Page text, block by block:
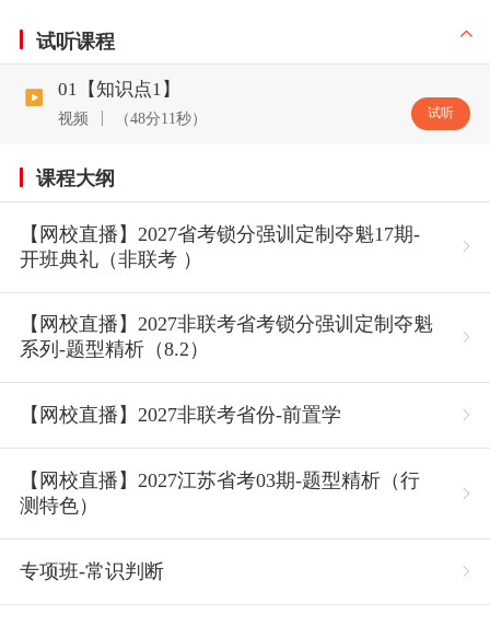
试听课程
试听
01【知识点1】
视频 （48分11秒）
课程大纲
【网校直播】2027省考锁分强训定制夺魁17期-
开班典礼（非联考 ）
【网校直播】2027非联考省考锁分强训定制夺魁
系列-题型精析（8.2）
【网校直播】2027非联考省份-前置学
【网校直播】2027江苏省考03期-题型精析（行
测特色）
专项班-常识判断